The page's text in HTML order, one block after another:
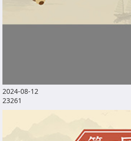
2024-08-12
23261